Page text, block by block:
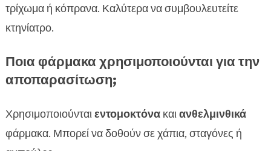
τρίχωμα ή κόπρανα. Καλύτερα να συμβουλευτείτε
κτηνίατρο.
Ποια φάρμακα χρησιμοποιούνται για την
αποπαρασίτωση;
Χρησιμοποιούνταιεντομοκτόνακαιανθελμινθικά
φάρμακα. Μπορεί να δοθούν σε χάπια, σταγόνες ή